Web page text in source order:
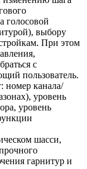
голосовой
выбору
При этом
с
пользователь.
номер канала/
уровень
уровень
шасси,
гарнитур и